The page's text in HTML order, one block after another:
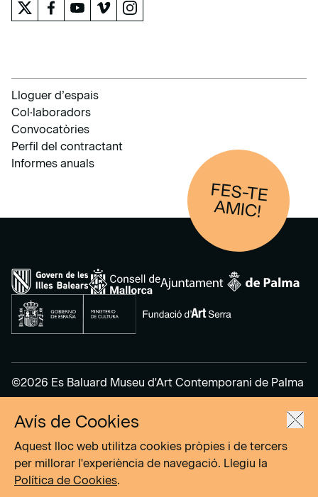
Lloguer d’espais
Col·laboradors
Convocatòries
Perfil del contractant
Informes anuals
FES-TE
AM
IC!
©2026 Es Baluard Museu d'Art Contemporani de Palma
Avís legal
Política de privacitat
Política de cookies
Avís de Cookies
Aquest lloc web utilitza cookies pròpies i de tercers
per millorar l'experiència de navegació. Llegiu la
Política de Cookies.